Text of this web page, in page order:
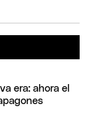
era: ahora el